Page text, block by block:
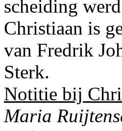
scheiding
Christiaan is
van Fredrik
Sterk.
Notitie bij
Maria